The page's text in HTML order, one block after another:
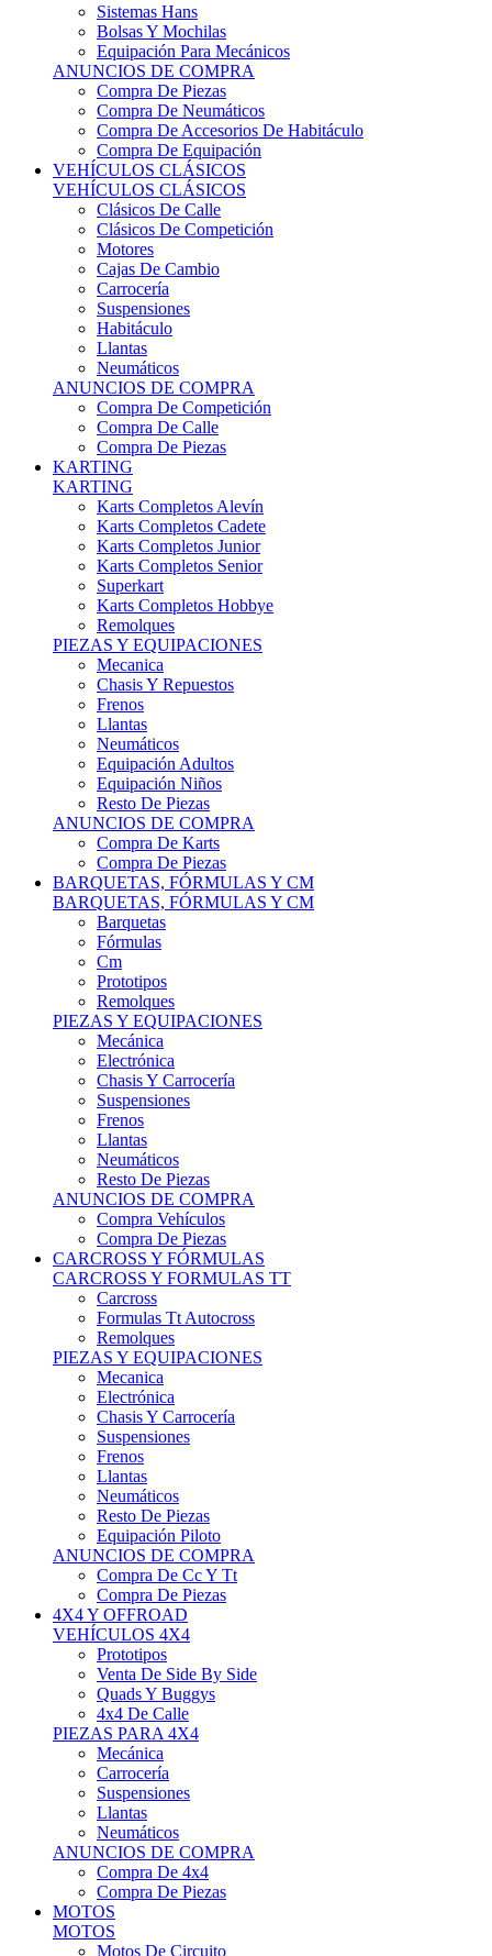
Sistemas Hans
Bolsas Y Mochilas
Equipación Para Mecánicos
ANUNCIOS DE COMPRA
Compra De Piezas
Compra De Neumáticos
Compra De Accesorios De Habitáculo
Compra De Equipación
VEHÍCULOS CLÁSICOS
VEHÍCULOS CLÁSICOS
Clásicos De Calle
Clásicos De Competición
Motores
Cajas De Cambio
Carrocería
Suspensiones
Habitáculo
Llantas
Neumáticos
ANUNCIOS DE COMPRA
Compra De Competición
Compra De Calle
Compra De Piezas
KARTING
KARTING
Karts Completos Alevín
Karts Completos Cadete
Karts Completos Junior
Karts Completos Senior
Superkart
Karts Completos Hobbye
Remolques
PIEZAS Y EQUIPACIONES
Mecanica
Chasis Y Repuestos
Frenos
Llantas
Neumáticos
Equipación Adultos
Equipación Niños
Resto De Piezas
ANUNCIOS DE COMPRA
Compra De Karts
Compra De Piezas
BARQUETAS, FÓRMULAS Y CM
BARQUETAS, FÓRMULAS Y CM
Barquetas
Fórmulas
Cm
Prototipos
Remolques
PIEZAS Y EQUIPACIONES
Mecánica
Electrónica
Chasis Y Carrocería
Suspensiones
Frenos
Llantas
Neumáticos
Resto De Piezas
ANUNCIOS DE COMPRA
Compra Vehículos
Compra De Piezas
CARCROSS Y FÓRMULAS
CARCROSS Y FORMULAS TT
Carcross
Formulas Tt Autocross
Remolques
PIEZAS Y EQUIPACIONES
Mecanica
Electrónica
Chasis Y Carrocería
Suspensiones
Frenos
Llantas
Neumáticos
Resto De Piezas
Equipación Piloto
ANUNCIOS DE COMPRA
Compra De Cc Y Tt
Compra De Piezas
4X4 Y OFFROAD
VEHÍCULOS 4X4
Prototipos
Venta De Side By Side
Quads Y Buggys
4x4 De Calle
PIEZAS PARA 4X4
Mecánica
Carrocería
Suspensiones
Llantas
Neumáticos
ANUNCIOS DE COMPRA
Compra De 4x4
Compra De Piezas
MOTOS
MOTOS
Motos De Circuito